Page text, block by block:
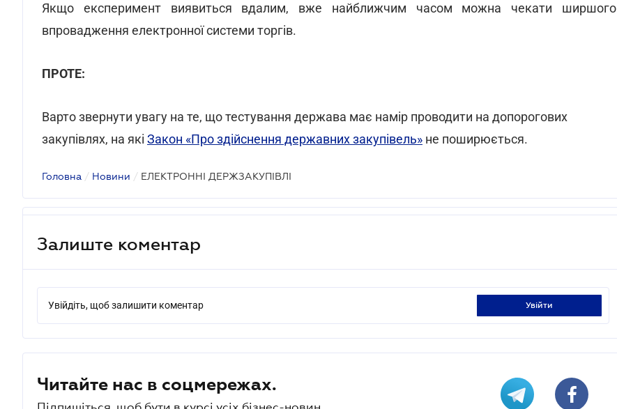
Якщо експеримент виявиться вдалим, вже найближчим часом можна чекати ширшого
впровадження електронної системи торгів.
ПРОТЕ:
Варто звернути увагу на те, що тестування держава має намір проводити на допорогових
закупівлях, на які Закон «Про здійснення державних закупівель» не поширюється.
Головна / Новини / ЕЛЕКТРОННІ ДЕРЖЗАКУПІВЛІ
Залиште коментар
Увійдіть, щоб залишити коментар увійти
Читайте нас в соцмережах.